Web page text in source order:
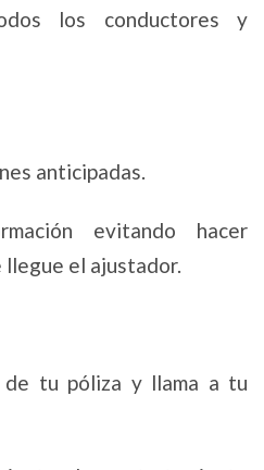
los conductores y
anticipadas.
evitando hacer
llegue el ajustador.
tu póliza y llama a tu